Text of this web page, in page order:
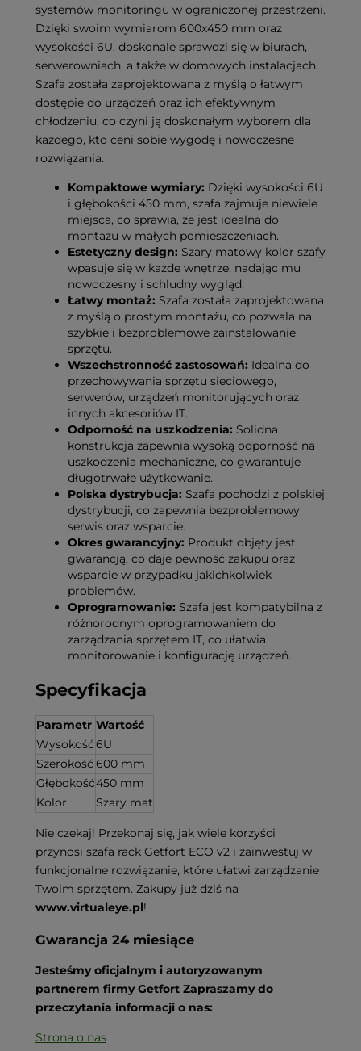
systemów monitoringu w ograniczonej przestrzeni.
Dzięki swoim wymiarom 600x450 mm oraz
wysokości 6U, doskonale sprawdzi się w biurach,
serwerowniach, a także w domowych instalacjach.
Szafa została zaprojektowana z myślą o łatwym
dostępie do urządzeń oraz ich efektywnym
chłodzeniu, co czyni ją doskonałym wyborem dla
każdego, kto ceni sobie wygodę i nowoczesne
rozwiązania.
Kompaktowe wymiary: Dzięki wysokości 6U
i głębokości 450 mm, szafa zajmuje niewiele
miejsca, co sprawia, że jest idealna do
montażu w małych pomieszczeniach.
Estetyczny design: Szary matowy kolor szafy
wpasuje się w każde wnętrze, nadając mu
nowoczesny i schludny wygląd.
Łatwy montaż: Szafa została zaprojektowana
z myślą o prostym montażu, co pozwala na
szybkie i bezproblemowe zainstalowanie
sprzętu.
Wszechstronność zastosowań: Idealna do
przechowywania sprzętu sieciowego,
serwerów, urządzeń monitorujących oraz
innych akcesoriów IT.
Odporność na uszkodzenia: Solidna
konstrukcja zapewnia wysoką odporność na
uszkodzenia mechaniczne, co gwarantuje
długotrwałe użytkowanie.
Polska dystrybucja: Szafa pochodzi z polskiej
dystrybucji, co zapewnia bezproblemowy
serwis oraz wsparcie.
Okres gwarancyjny: Produkt objęty jest
gwarancją, co daje pewność zakupu oraz
wsparcie w przypadku jakichkolwiek
problemów.
Oprogramowanie: Szafa jest kompatybilna z
różnorodnym oprogramowaniem do
zarządzania sprzętem IT, co ułatwia
monitorowanie i konfigurację urządzeń.
Specyfikacja
Parametr Wartość
Wysokość6U
Szerokość 600 mm
Głębokość450 mm
Kolor
Szary mat
Nie czekaj! Przekonaj się, jak wiele korzyści
przynosi szafa rack Getfort ECO v2 i zainwestuj w
funkcjonalne rozwiązanie, które ułatwi zarządzanie
Twoim sprzętem. Zakupy już dziś na
www.virtualeye.pl!
Gwarancja 24 miesiące
Jesteśmy oficjalnym i autoryzowanym
partnerem firmy Getfort Zapraszamy do
przeczytania informacji o nas:
Strona o nas